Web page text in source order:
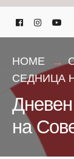
HOME
СЕДНИЦА
на